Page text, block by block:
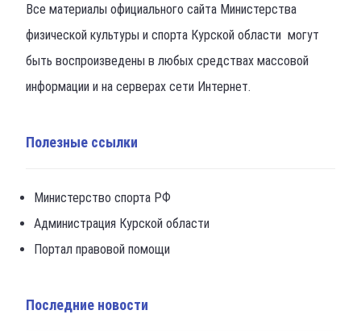
Все материалы официального сайта Министерства
физической культуры и спорта Курской области могут
быть воспроизведены в любых средствах массовой
информации и на серверах сети Интернет.
Полезные ссылки
Министерство спорта РФ
Администрация Курской области
Портал правовой помощи
Последние новости